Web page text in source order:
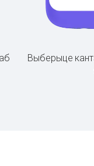
Выберыце